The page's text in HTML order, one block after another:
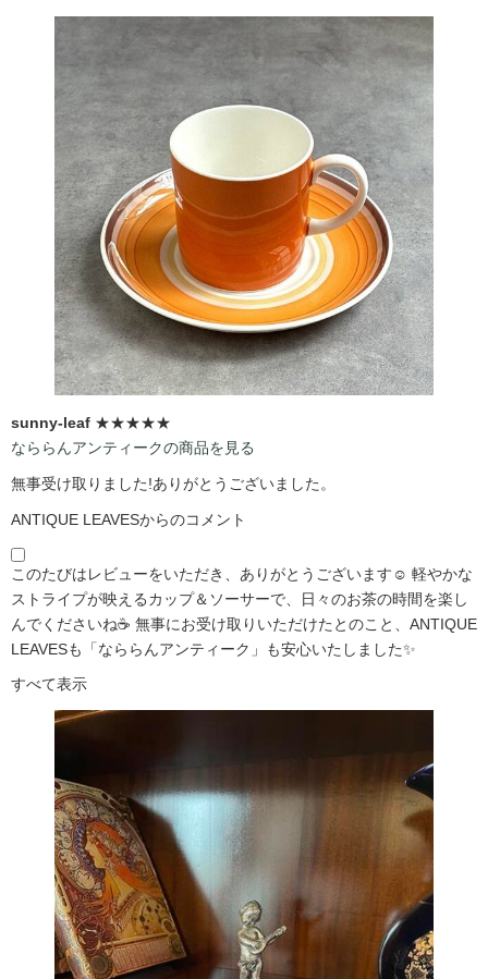
sunny-leaf ★★★★★
なららんアンティークの商品を見る
無事受け取りました!ありがとうございました。
ANTIQUE LEAVESからのコメント
このたびはレビューをいただき、ありがとうございます☺️ 軽やかな
ストライプが映えるカップ＆ソーサーで、日々のお茶の時間を楽し
んでくださいね☕ 無事にお受け取りいただけたとのこと、ANTIQUE
LEAVESも「なららんアンティーク」も安心いたしました✨
すべて表示